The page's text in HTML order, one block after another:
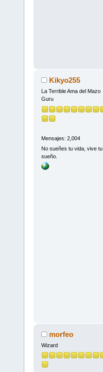
Kikyo255
La Terrible Ama del Mazo
Guru
Mensajes: 2,004
No sueñes tu vida, vive tu
sueño.
morfeo
Wizard